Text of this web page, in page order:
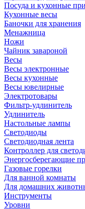
Посуда и кухонные
Кухонные весы
Баночки для хранения
Менажница
Ножи
Чайник завароной
Весы
Весы электронные
Весы кухонные
Весы ювелирные
Электротовары
Фильтр-удлинитель
Удлинитель
Настольные лампы
Светодиоды
Светодиодная лента
Контроллер для
Энергосберегающие
Газовые горелки
Для ванной комнаты
Для домашних
Инструменты
Уровни